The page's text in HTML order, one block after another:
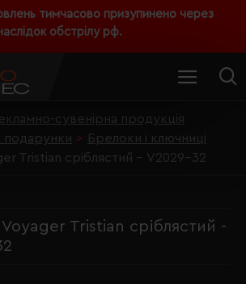
тимчасово призупинено через
обстрілу рф.
сувенірна продукція
подарунки
Брелоки і ключниці
Tristian сріблястий - V2029-32
Tristian сріблястий -